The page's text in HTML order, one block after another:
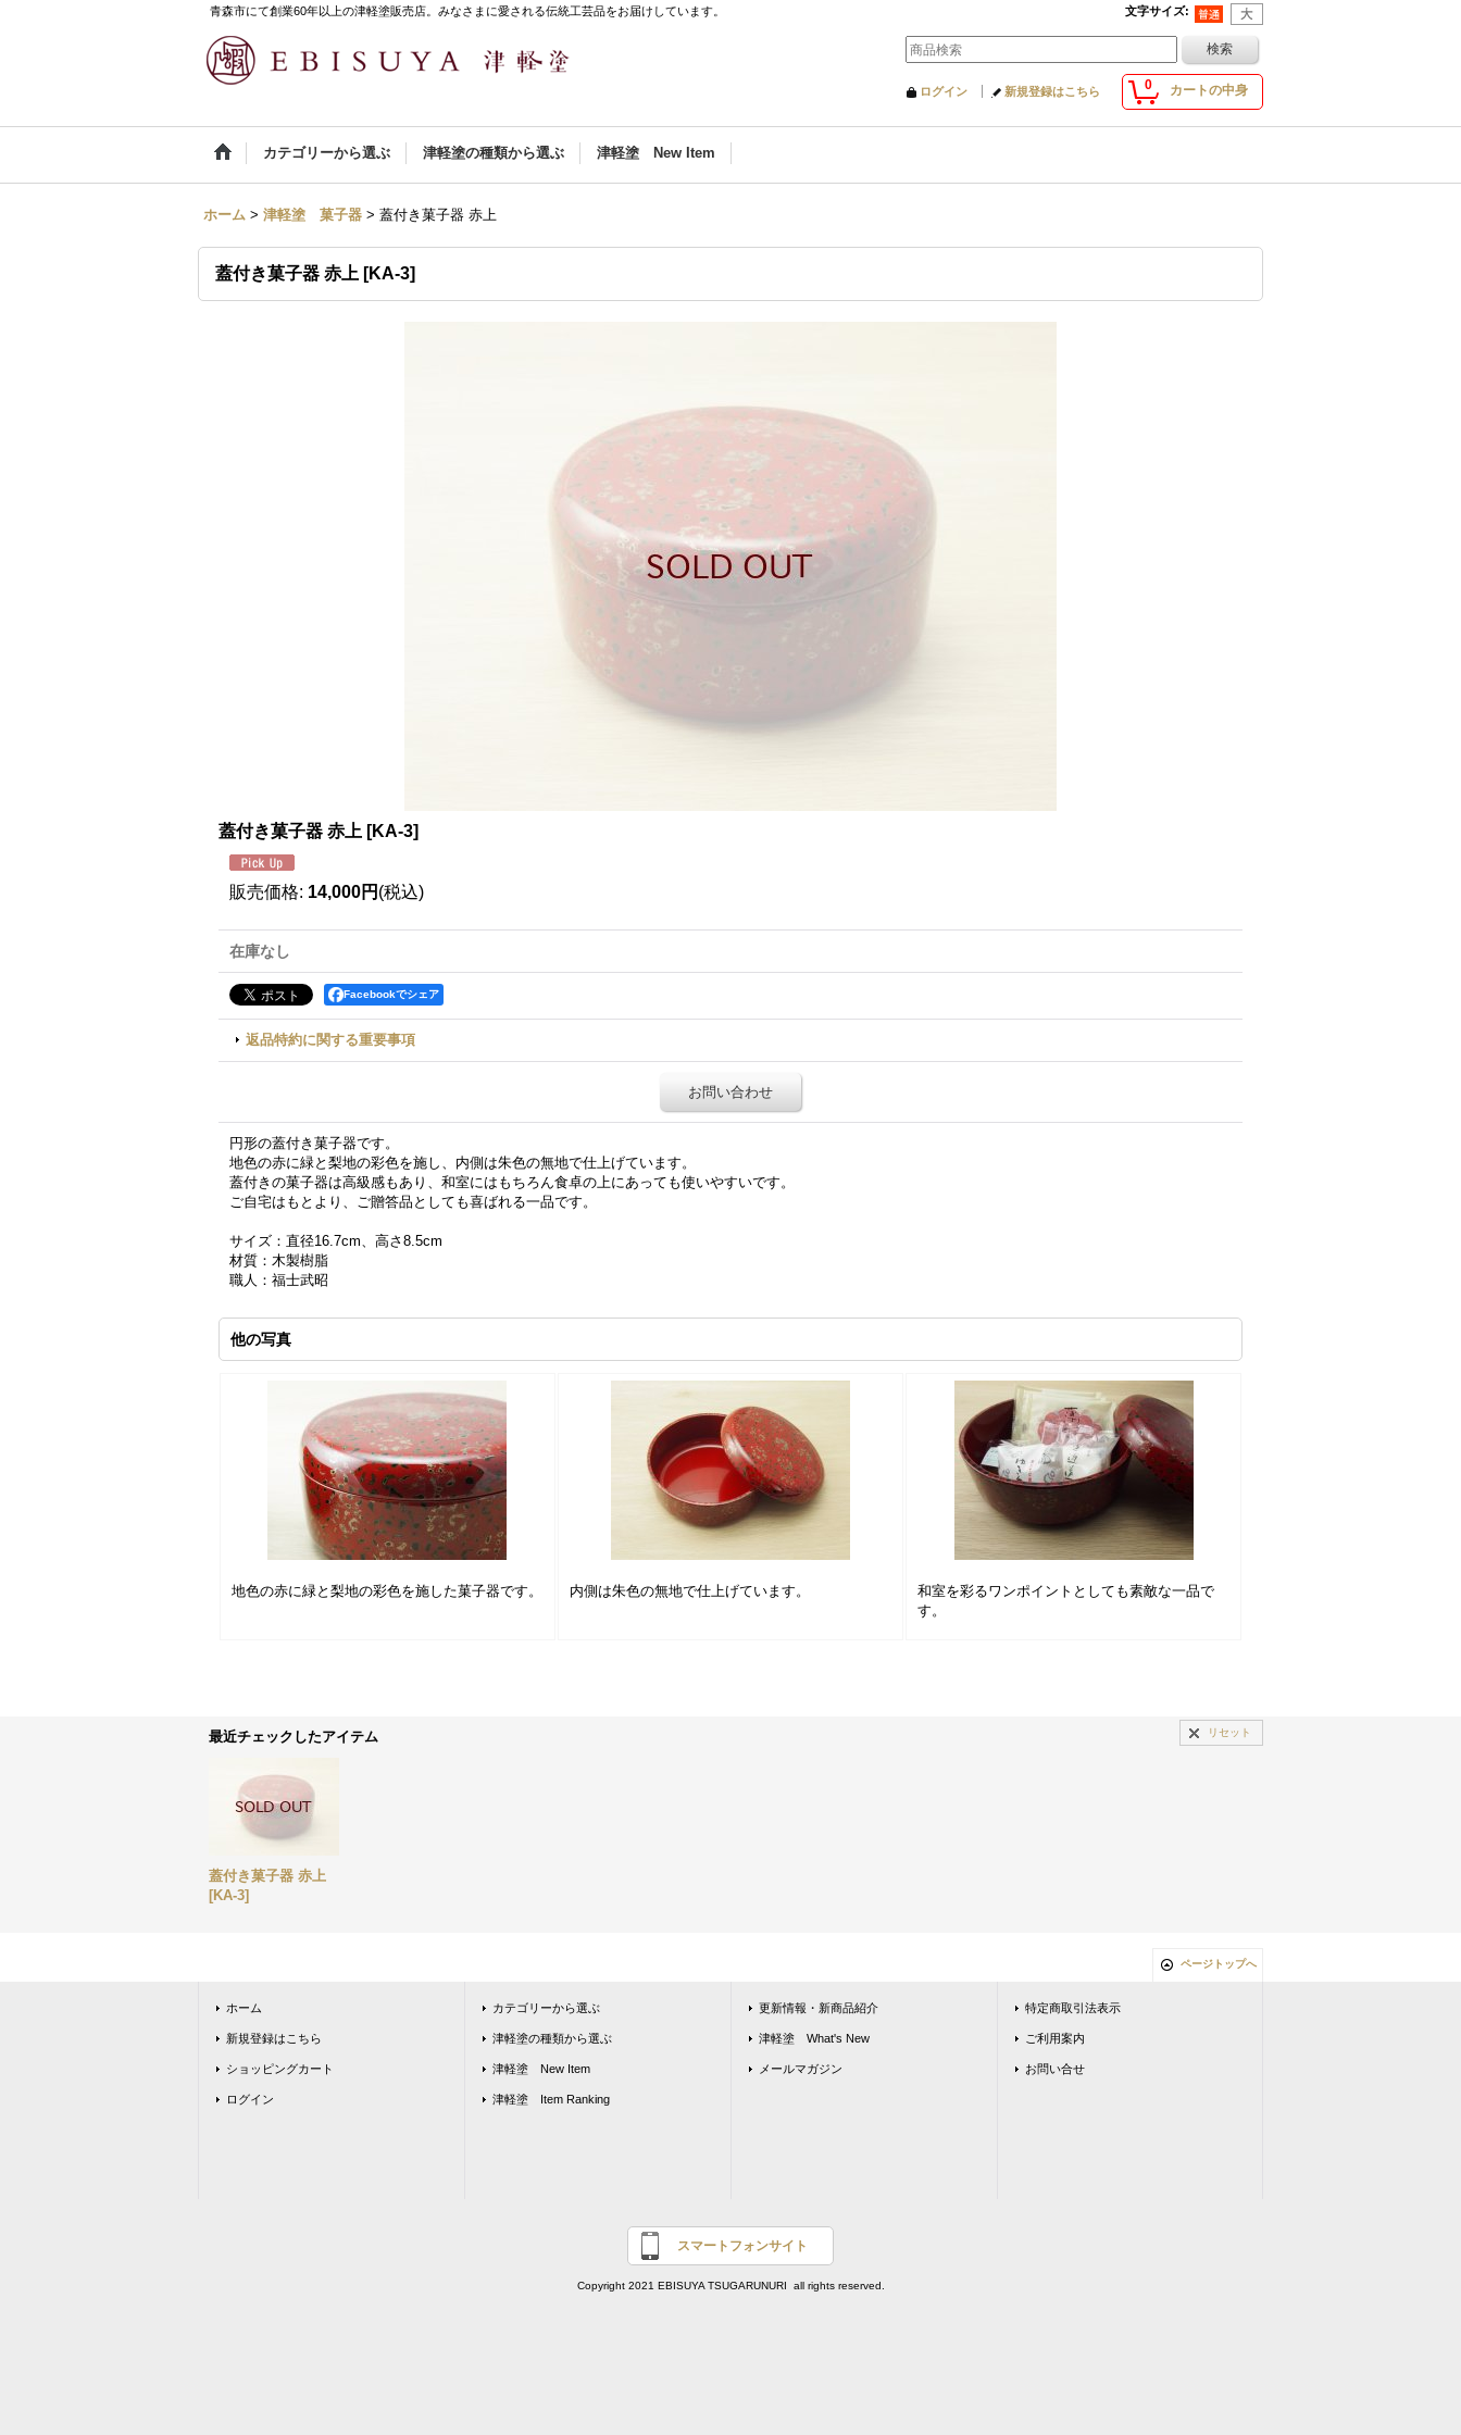
青森市にて創業60年以上の津軽塗販売店。みなさまに愛される伝統工芸品をお届けしています。 文字サイズ:
0 カートの中身
ログイン 新規登録はこちら
カテゴリーから選ぶ 津軽塗の種類から選ぶ 津軽塗 New Item
ホーム > 津軽塗 菓子器 > 蓋付き菓子器 赤上
蓋付き菓子器 赤上 [KA-3]
蓋付き菓子器 赤上 [KA-3]
販売価格: 14,000円 (税込)
在庫なし
Facebookでシェア
返品特約に関する重要事項
お問い合わせ
円形の蓋付き菓子器です。
地色の赤に緑と梨地の彩色を施し、内側は朱色の無地で仕上げています。
蓋付きの菓子器は高級感もあり、和室にはもちろん食卓の上にあっても使いやすいです。
ご自宅はもとより、ご贈答品としても喜ばれる一品です。
サイズ：直径16.7cm、高さ8.5cm
材質：木製樹脂
職人：福士武昭
他の写真
地色の赤に緑と梨地の彩色を施した菓子器です。 内側は朱色の無地で仕上げています。
和室を彩るワンポイントとしても素敵な一品で
す。
最近チェックしたアイテム リセット
蓋付き菓子器 赤上
[KA-3]
ページトップへ
ホーム
新規登録はこちら
ショッピングカート
ログイン
カテゴリーから選ぶ
津軽塗の種類から選ぶ
津軽塗 New Item
津軽塗 Item Ranking
更新情報・新商品紹介
津軽塗 What's New
メールマガジン
特定商取引法表示
ご利用案内
お問い合せ
スマートフォンサイト
Copyright 2021 EBISUYA TSUGARUNURI all rights reserved.